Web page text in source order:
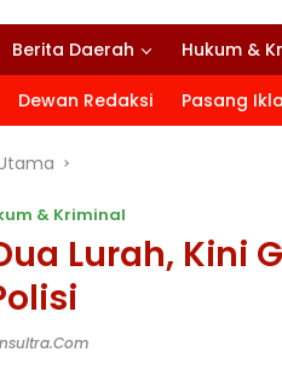
Berita Daerah Hukum &
Dewan Redaksi Pasang
& Kriminal
Lurah, Kini